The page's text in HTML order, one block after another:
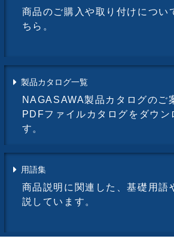
商品のご購入や取り付けについ
ちら。
製品カタログ一覧
NAGASAWA製品カタログのご
PDFファイルカタログをダウン
す。
用語集
商品説明に関連した、基礎用語
説しています。